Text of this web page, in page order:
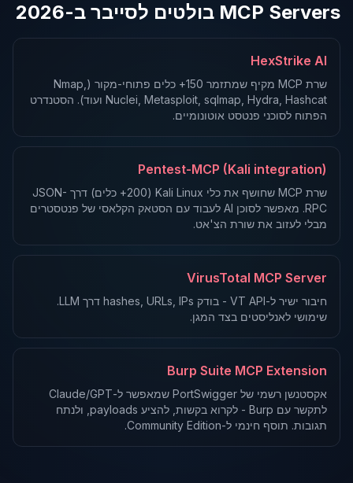
MCP Servers בולטים לסייבר ב-2026
HexStrike AI
שרת MCP מקיף שמתזמר 150+ כלים פתוחי-מקור (Nmap,
Nuclei, Metasploit, sqlmap, Hydra, Hashcat ועוד). הסטנדרט
הפתוח לסוכני פנטסט אוטונומיים.
Pentest-MCP (Kali integration)
שרת MCP שחושף את כלי Kali Linux (200+ כלים) דרך JSON-
RPC. מאפשר לסוכן AI לעבוד עם הסטאק הקלאסי של פנטסטרים
מבלי לעזוב את שורת הצ'אט.
VirusTotal MCP Server
חיבור ישיר ל-VT API - בודק hashes, URLs, IPs דרך LLM.
שימושי לאנליסטים בצד המגן.
Burp Suite MCP Extension
אקסטנשן רשמי של PortSwigger שמאפשר ל-Claude/GPT
לתקשר עם Burp - לקרוא בקשות, להציע payloads, ולנתח
תגובות. תוסף חינמי ל-Community Edition.